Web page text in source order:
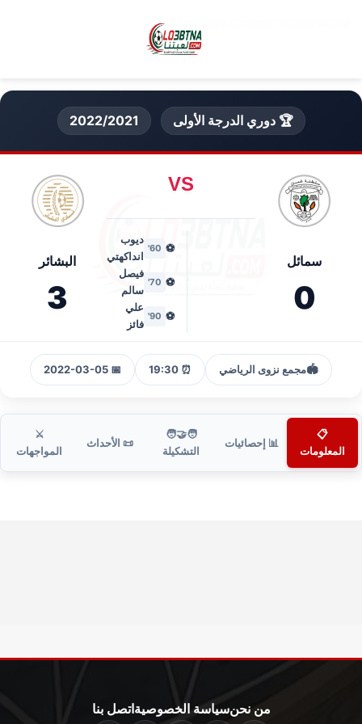
🏆 دوري الدرجة الأولى 2022/2021
سمائل
0
VS
⚽
60'
ديوب
انداكهتي
⚽
70'
فيصل
سالم
⚽
90'
علي
فائز
البشائر
3
🏟️مجمع نزوى الرياضي ⏰ 19:30
📅 2022-03-05
📋
المعلومات
📊 إحصائيات
🧑‍🤝‍🧑
التشكيلة
📜 الأحداث
⚔️
المواجهات
من نحنسياسة الخصوصية اتصل بنا